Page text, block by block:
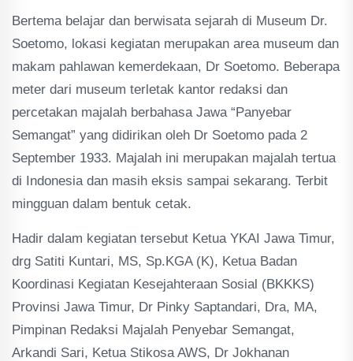
Bertema belajar dan berwisata sejarah di Museum Dr.
Soetomo, lokasi kegiatan merupakan area museum dan
makam pahlawan kemerdekaan, Dr Soetomo. Beberapa
meter dari museum terletak kantor redaksi dan
percetakan majalah berbahasa Jawa “Panyebar
Semangat” yang didirikan oleh Dr Soetomo pada 2
September 1933. Majalah ini merupakan majalah tertua
di Indonesia dan masih eksis sampai sekarang. Terbit
mingguan dalam bentuk cetak.
Hadir dalam kegiatan tersebut Ketua YKAI Jawa Timur,
drg Satiti Kuntari, MS, Sp.KGA (K), Ketua Badan
Koordinasi Kegiatan Kesejahteraan Sosial (BKKKS)
Provinsi Jawa Timur, Dr Pinky Saptandari, Dra, MA,
Pimpinan Redaksi Majalah Penyebar Semangat,
Arkandi Sari, Ketua Stikosa AWS, Dr Jokhanan